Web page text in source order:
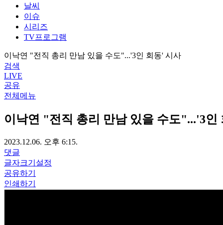
날씨
이슈
시리즈
TV프로그램
이낙연 "전직 총리 만남 있을 수도"...'3인 회동' 시사
검색
LIVE
공유
전체메뉴
이낙연 "전직 총리 만남 있을 수도"...'3인
2023.12.06. 오후 6:15.
댓글
글자크기설정
공유하기
인쇄하기